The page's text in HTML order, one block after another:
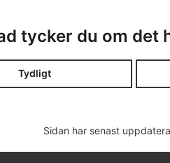
tycker du om det
Tydligt
Sidan har senast